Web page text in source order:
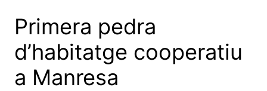
Primera pedra
d’habitatge cooperatiu
a Manresa